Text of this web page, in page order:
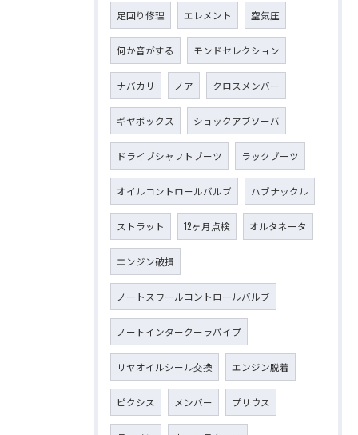
足回り修理 エレメント 空気圧
何か音がする モンドセレクション
ナバカリ ノア クロスメンバー
ギヤボックス ショックアブソーバ
ドライブシャフトブーツ ラックブーツ
オイルコントロールバルブ ハブナックル
ストラット 12ヶ月点検 オルタネータ
エンジン破損
ノートスワールコントロールバルブ
ノートインタークーラパイプ
リヤオイルシール交換 エンジン脱着
ピクシス メンバー プリウス